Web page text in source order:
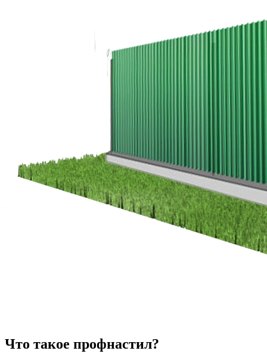
Что такое профнастил?